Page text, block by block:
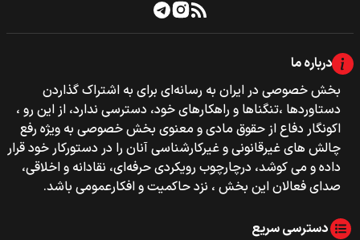
درباره ما
بخش خصوصی‌‌ در ایران به رسانه‌ای برای به اشتراک گذاردن
دستاوردها ،تنگناها و راهکارهای خود، دسترسی ندارد، از این رو ،
اکونگار دفاع از حقوق مادی و معنوی بخش خصوصی به ویژه رفع
چالش های غیرقانونی و غیرکارشناسی آنان را در دستورکار خود قرار
داده و می کوشد، درچارچوب رویکردی حرفه‌ای، نقادانه و اخلاقی،
صدای فعالان این بخش ، نزد حاکمیت و افکارعمومی باشد.
دسترسی سریع